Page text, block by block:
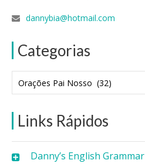
dannybia@hotmail.com
Categorias
Links Rápidos
Danny’s English Grammar